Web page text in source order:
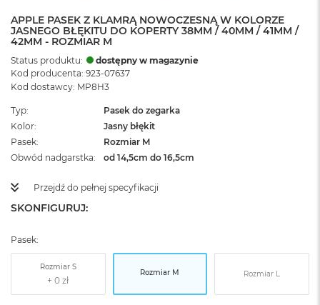
APPLE PASEK Z KLAMRĄ NOWOCZESNĄ W KOLORZE
JASNEGO BŁĘKITU DO KOPERTY 38MM / 40MM / 41MM /
42MM - ROZMIAR M
Status produktu:
dostępny w magazynie
Kod producenta: 923-07637
Kod dostawcy: MP8H3
Typ
Pasek do zegarka
Kolor
Jasny błękit
Pasek
Rozmiar M
Obwód nadgarstka
od 14,5cm do 16,5cm
Przejdź do pełnej specyfikacji
SKONFIGURUJ:
Pasek:
Rozmiar S
Rozmiar M Rozmiar L